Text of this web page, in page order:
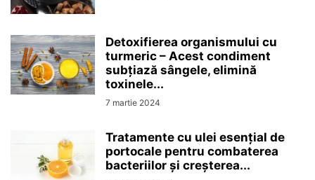
Detoxifierea organismului cu
turmeric – Acest condiment
subțiază sângele, elimină
toxinele...
7 martie 2024
Tratamente cu ulei esențial de
portocale pentru combaterea
bacteriilor și creșterea...